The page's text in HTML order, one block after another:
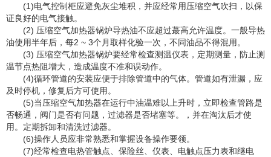
(1)电气控制柜应避免灰尘堆积，并应经常用压缩空气吹扫，以保
证良好的电气接触。
(2) 压缩空气加热器锅炉导热油不应超过蕞高允许温度。一般导热
油使用半年后，每2 ~ 3个月取样化验一次，不同油品不得混用。
(3) 压缩空气加热器锅炉要经常检查测温仪表，定期测量，防止测
温节点热阻增大，造成温度不准和误动作。
(4)循环管道的安装应便于排除管道中的气体。管道如有泄漏，应
及时停机，修复后方可使用。
(5)当压缩空气加热器在运行中油温难以上升时，立即检查管路是
否畅通，阀门是否有问题，过滤器是否堵塞等。，并在淘汰后才使
用。定期拆卸和清洗过滤器。
(6)操作人员应非常熟悉和掌握设备操作要领。
(7)经常检查电热管触点、保险丝、仪表、电触点压力表和继电